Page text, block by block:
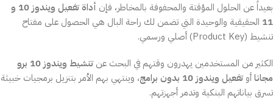
بعيداً عن الحلول المؤقتة والمحفوفة بالمخاطر، فإن
أداة تفعيل ويندوز 10 و
11 الحقيقية والوحيدة التي تضمن لك راحة البال هي الحصول على مفتاح
تنشيط (Product Key) أصلي ورسمي.
الكثير من المستخدمين يهدرون وقتهم في البحث عن
تنشيط ويندوز 10 برو
مجاناأو تفعيل ويندوز 10 بدون برامج
، وينتهي بهم الأمر بتنزيل برمجيات خبيثة
تسرق بياناتهم البنكية وتدمر أجهزتهم.